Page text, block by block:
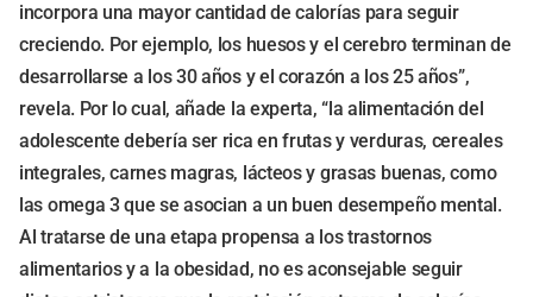
incorpora una mayor cantidad de calorías para seguir
creciendo. Por ejemplo, los huesos y el cerebro terminan de
desarrollarse a los 30 años y el corazón a los 25 años”,
revela. Por lo cual, añade la experta, “la alimentación del
adolescente debería ser rica en frutas y verduras, cereales
integrales, carnes magras, lácteos y grasas buenas, como
las omega 3 que se asocian a un buen desempeño mental.
Al tratarse de una etapa propensa a los trastornos
alimentarios y a la obesidad, no es aconsejable seguir